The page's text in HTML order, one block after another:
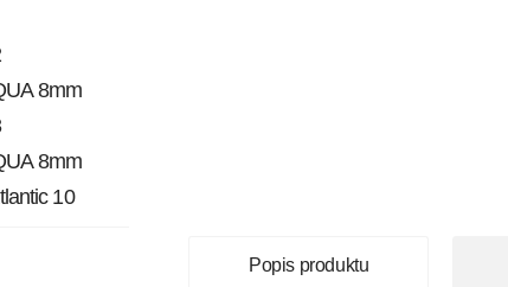
Popis produktu
8mm
8mm
10